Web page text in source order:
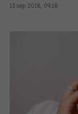
13 sep 2018, 09:18